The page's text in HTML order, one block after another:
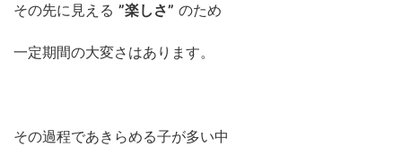
その先に見える ”楽しさ” のため
一定期間の大変さはあります。
その過程であきらめる子が多い中